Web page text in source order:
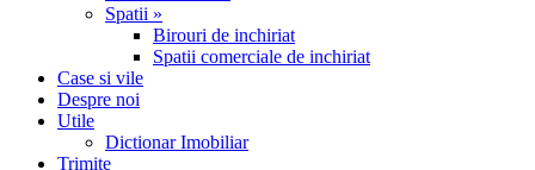
Spatii »
Birouri de inchiriat
Spatii comerciale de inchiriat
Case si vile
Despre noi
Utile
Dictionar Imobiliar
Trimite